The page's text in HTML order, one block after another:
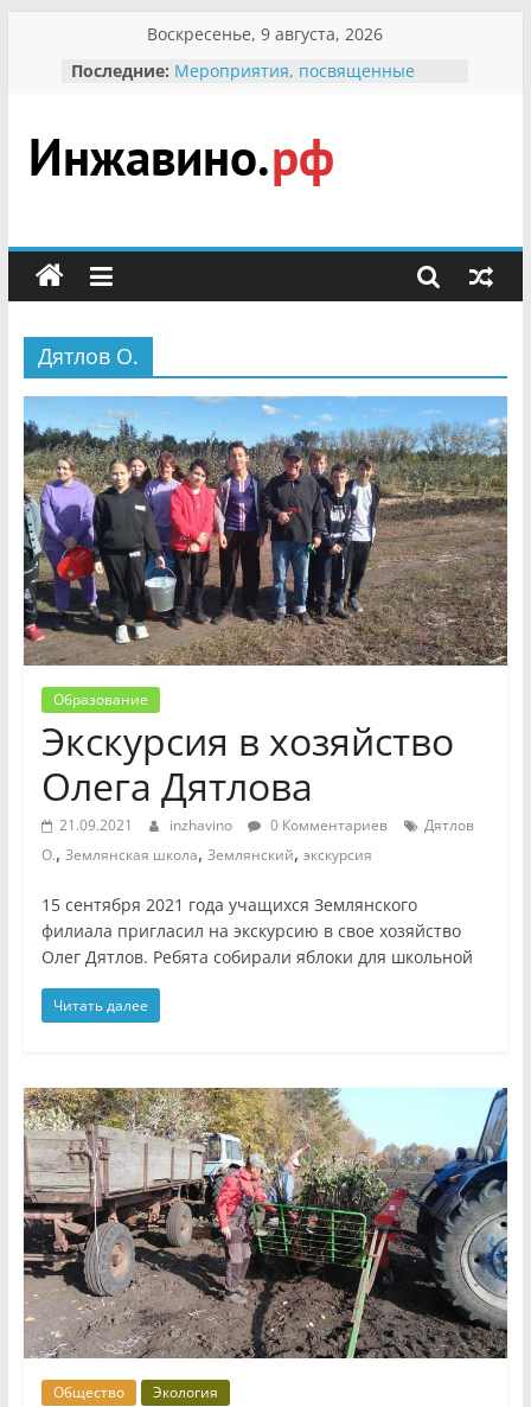
содержимому
Воскресенье, 9 августа, 2026
Последние: Мероприятия, посвященные
гражданин Инжавинского округа»
участнице Великой
Отечественной, фронтовичке
Безопасность в сети Интернет
мероприятии «Сохраним
заповедника родились крапчатые
суслики
Инжавино.рф
сельский
портал
Дятлов О.
Образование
Экскурсия в хозяйство
Олега Дятлова
21.09.2021 inzhavino 0 Комментариев
Дятлов
О., Землянская школа, Землянский, экскурсия
15 сентября 2021 года учащихся Землянского
филиала пригласил на экскурсию в свое хозяйство
Олег Дятлов. Ребята собирали яблоки для школьной
Читать далее
Общество Экология